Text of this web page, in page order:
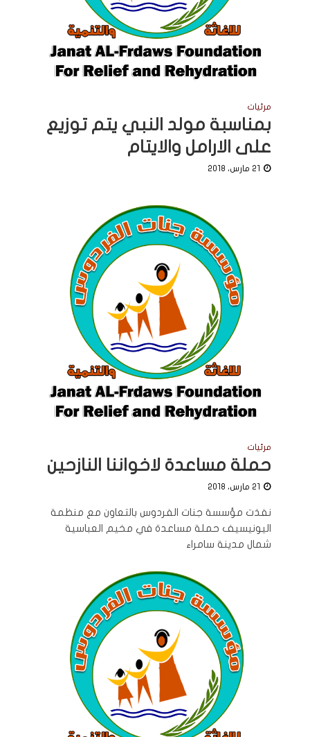
مرئيات
بمناسبة مولد النبي يتم توزيع
على الارامل والايتام
21 مارس، 2018
مرئيات
حملة مساعدة لاخواننا النازحين
21 مارس، 2018
نفذت مؤسسة جنات الفردوس بالتعاون مع منظمة
اليونيسيف حملة مساعدة في مخيم العباسية
شمال مدينة سامراء